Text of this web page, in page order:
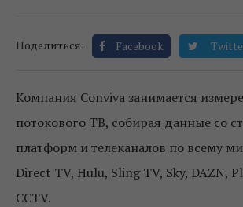
Поделиться: Facebook
Компания Conviva занимается
потокового ТВ, собирая данные со
платформ и телеканалов по всему
Direct TV, Hulu, Sling TV, Sky, DAZN,
CCTV.